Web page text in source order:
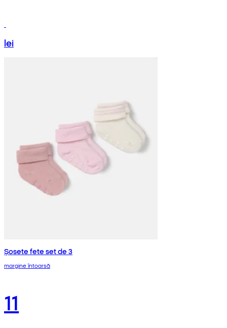
lei
Șosete fete set de 3
margine întoarsă
11